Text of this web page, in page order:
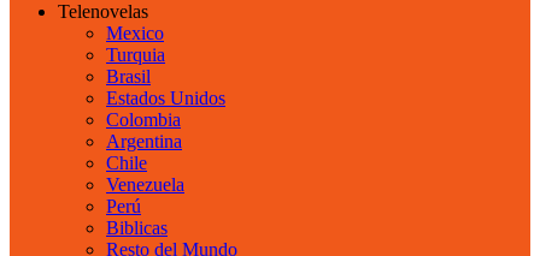
Telenovelas
Mexico
Turquia
Brasil
Estados Unidos
Colombia
Argentina
Chile
Venezuela
Perú
Biblicas
Resto del Mundo